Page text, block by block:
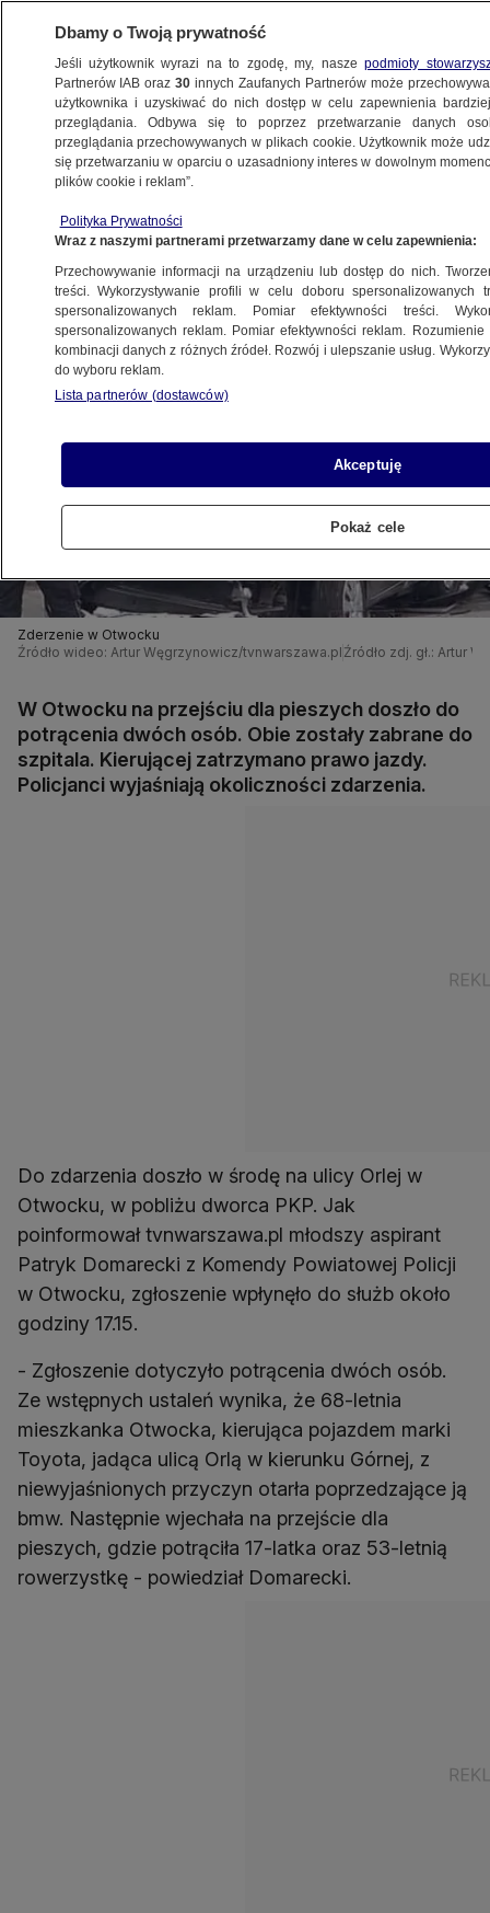
WARSZAWA
OKOLICE
12.09.2024, 11:24
Udostępnij
Zderzenie w Otwocku
Źródło wideo: Artur Węgrzynowicz/tvnwarszawa.pl Źródło zdj. gł.: Artur
W Otwocku na przejściu dla pieszych doszło do
potrącenia dwóch osób. Obie zostały zabrane do
szpitala. Kierującej zatrzymano prawo jazdy.
Policjanci wyjaśniają okoliczności zdarzenia.
Do zdarzenia doszło w środę na ulicy Orlej w
Otwocku, w pobliżu dworca PKP. Jak
poinformował tvnwarszawa.pl młodszy aspirant
Patryk Domarecki z Komendy Powiatowej Policji
w Otwocku, zgłoszenie wpłynęło do służb około
godziny 17.15.
- Zgłoszenie dotyczyło potrącenia dwóch osób.
Ze wstępnych ustaleń wynika, że 68-letnia
mieszkanka Otwocka, kierująca pojazdem marki
Toyota, jadąca ulicą Orlą w kierunku Górnej, z
niewyjaśnionych przyczyn otarła poprzedzające ją
bmw. Następnie wjechała na przejście dla
pieszych, gdzie potrąciła 17-latka oraz 53-letnią
rowerzystkę - powiedział Domarecki.
Dbamy o Twoją prywatność
Jeśli użytkownik wyrazi na to zgodę, my, naszepodmioty
Partnerów IAB oraz30 innych Zaufanych Partnerów może
użytkownika i uzyskiwać do nich dostęp w celu zapewnienia
przeglądania. Odbywa się to poprzez przetwarzanie danych
przeglądania przechowywanych w plikach cookie. Użytkownik może
się przetwarzaniu w oparciu o uzasadniony interes w dowolnym
plików cookie i reklam”.
Polityka Prywatności
Wraz z naszymi partnerami przetwarzamy dane w celu zapewnienia:
Przechowywanie informacji na urządzeniu lub dostęp do nich.
treści. Wykorzystywanie profili w celu doboru spersonalizowanych
spersonalizowanych reklam. Pomiar efektywności treści.
spersonalizowanych reklam. Pomiar efektywności reklam.
kombinacji danych z różnych źródeł. Rozwój i ulepszanie usług.
do wyboru reklam.
Lista partnerów (dostawców)
Akceptuję
Pokaż cele